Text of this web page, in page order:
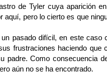
de Tyler cuya aparición
aquí, pero lo cierto es que
un pasado difícil, en este
frustraciones haciendo
padre. Como consecuencia
aún no se ha encontrado.